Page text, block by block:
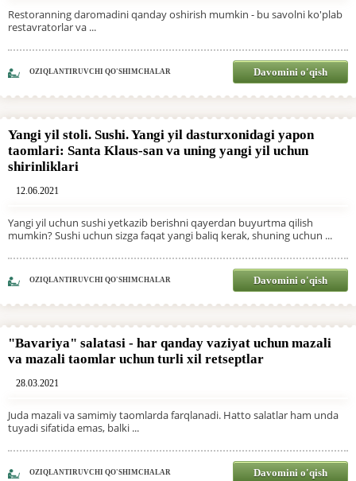
Restoranning daromadini qanday oshirish mumkin - bu savolni ko'plab
restavratorlar va ...
OZIQLANTIRUVCHI QO'SHIMCHALAR Davomini o'qish
Yangi yil stoli. Sushi. Yangi yil dasturxonidagi yapon
taomlari: Santa Klaus-san va uning yangi yil uchun
shirinliklari
12.06.2021
Yangi yil uchun sushi yetkazib berishni qayerdan buyurtma qilish
mumkin? Sushi uchun sizga faqat yangi baliq kerak, shuning uchun ...
OZIQLANTIRUVCHI QO'SHIMCHALAR Davomini o'qish
"Bavariya" salatasi - har qanday vaziyat uchun mazali
va mazali taomlar uchun turli xil retseptlar
28.03.2021
Juda mazali va samimiy taomlarda farqlanadi. Hatto salatlar ham unda
tuyadi sifatida emas, balki ...
OZIQLANTIRUVCHI QO'SHIMCHALAR Davomini o'qish